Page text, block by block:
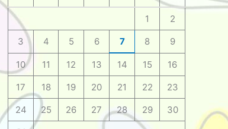
1
2
3
4 5 6 7 8 9
10 11 12 13 14 15
16
17
18 19 20 21 22
23
24
25 26 27 28 29
30